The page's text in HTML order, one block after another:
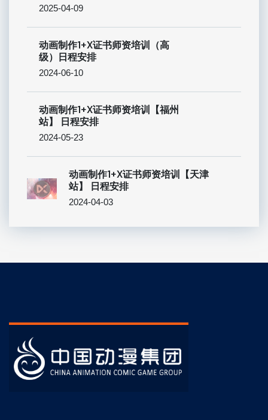
2025-04-09
动画制作1+X证书师资培训（高
级）日程安排
2024-06-10
动画制作1+X证书师资培训【福州
站】 日程安排
2024-05-23
动画制作1+X证书师资培训【天津
站】 日程安排
2024-04-03